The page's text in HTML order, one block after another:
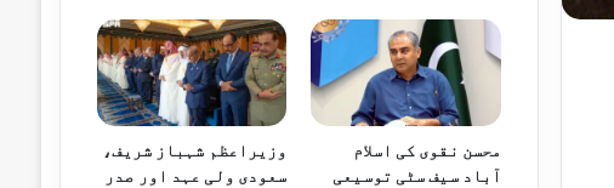
محسن نقوی کی اسلام
آباد سیف سٹی توسیعی
وزیراعظم شہباز شریف،
سعودی ولی عہد اور صدر